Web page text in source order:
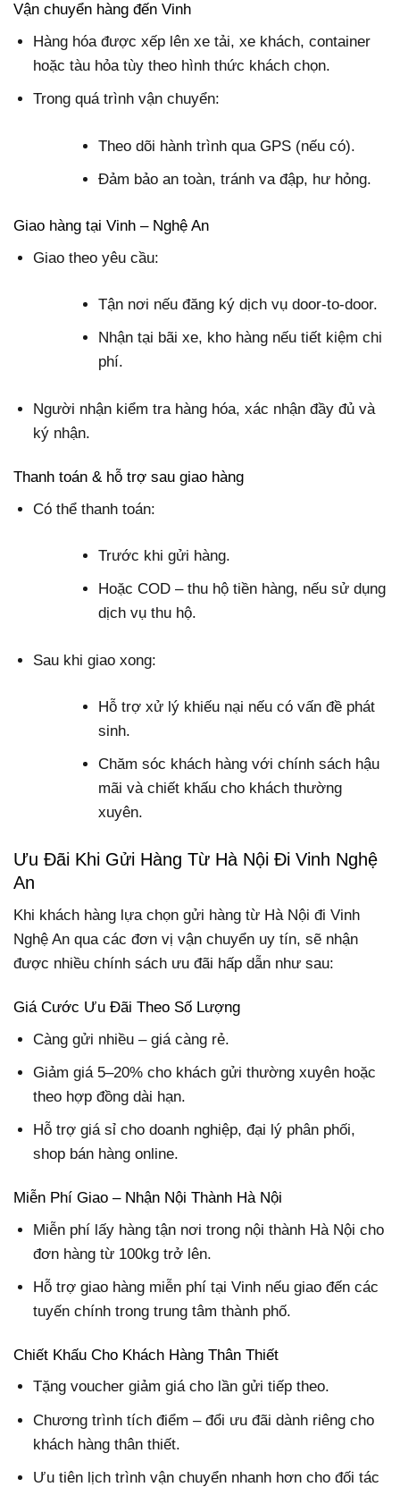
Vận chuyển hàng đến Vinh
Hàng hóa được xếp lên xe tải, xe khách, container
hoặc tàu hỏa tùy theo hình thức khách chọn.
Trong quá trình vận chuyển:
Theo dõi hành trình qua GPS (nếu có).
Đảm bảo an toàn, tránh va đập, hư hỏng.
Giao hàng tại Vinh – Nghệ An
Giao theo yêu cầu:
Tận nơi nếu đăng ký dịch vụ door-to-door.
Nhận tại bãi xe, kho hàng nếu tiết kiệm chi
phí.
Người nhận kiểm tra hàng hóa, xác nhận đầy đủ và
ký nhận.
Thanh toán & hỗ trợ sau giao hàng
Có thể thanh toán:
Trước khi gửi hàng.
Hoặc COD – thu hộ tiền hàng, nếu sử dụng
dịch vụ thu hộ.
Sau khi giao xong:
Hỗ trợ xử lý khiếu nại nếu có vấn đề phát
sinh.
Chăm sóc khách hàng với chính sách hậu
mãi và chiết khấu cho khách thường
xuyên.
Ưu Đãi Khi Gửi Hàng Từ Hà Nội Đi Vinh Nghệ
An
Khi khách hàng lựa chọn gửi hàng từ Hà Nội đi Vinh
Nghệ An qua các đơn vị vận chuyển uy tín, sẽ nhận
được nhiều chính sách ưu đãi hấp dẫn như sau:
Giá Cước Ưu Đãi Theo Số Lượng
Càng gửi nhiều – giá càng rẻ.
Giảm giá 5–20% cho khách gửi thường xuyên hoặc
theo hợp đồng dài hạn.
Hỗ trợ giá sỉ cho doanh nghiệp, đại lý phân phối,
shop bán hàng online.
Miễn Phí Giao – Nhận Nội Thành Hà Nội
Miễn phí lấy hàng tận nơi trong nội thành Hà Nội cho
đơn hàng từ 100kg trở lên.
Hỗ trợ giao hàng miễn phí tại Vinh nếu giao đến các
tuyến chính trong trung tâm thành phố.
Chiết Khấu Cho Khách Hàng Thân Thiết
Tặng voucher giảm giá cho lần gửi tiếp theo.
Chương trình tích điểm – đổi ưu đãi dành riêng cho
khách hàng thân thiết.
Ưu tiên lịch trình vận chuyển nhanh hơn cho đối tác